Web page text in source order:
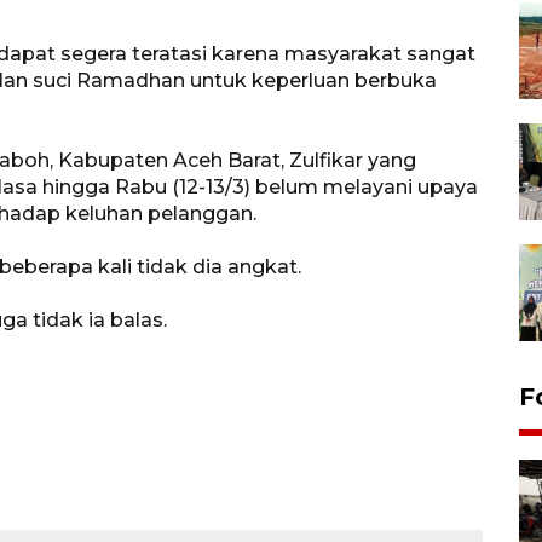
segera teratasi karena masyarakat sangat
suci Ramadhan untuk keperluan berbuka
Kabupaten Aceh Barat, Zulfikar yang
hingga Rabu (12-13/3) belum melayani upaya
keluhan pelanggan.
kali tidak dia angkat.
tidak ia balas.